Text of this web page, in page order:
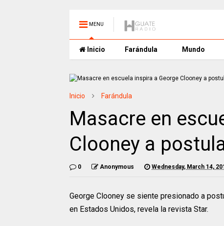
MENU
Inicio Farándula Mundo
Inicio Farándula
Masacre en
Clooney a
0 Anonymous Wednesday, March 14,
George Clooney se siente presionado a
en Estados Unidos, revela la revista Star.